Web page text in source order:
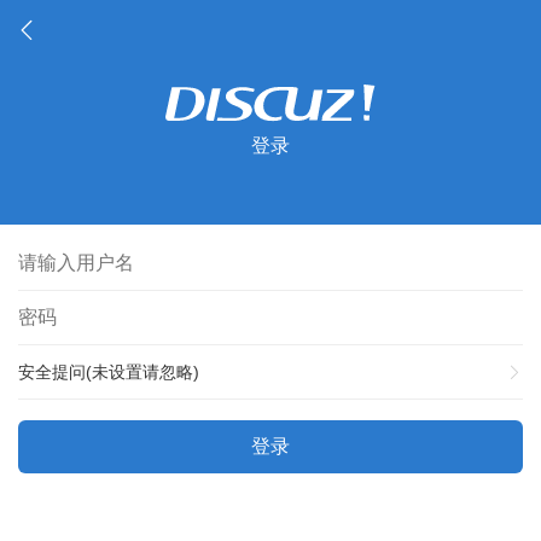
登录
安全提问(未设置请忽略)
登录